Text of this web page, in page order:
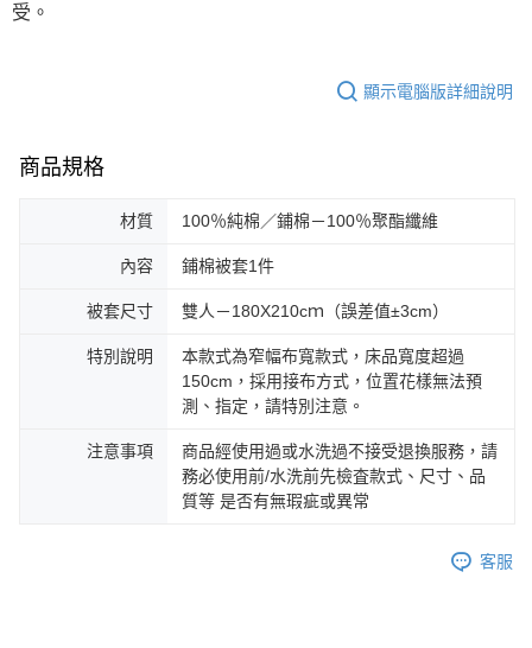
受。
顯示電腦版詳細說明
商品規格
材質 100％純棉／鋪棉－100％聚酯纖維
內容 鋪棉被套1件
被套尺寸 雙人－180X210cｍ（誤差值±3cm）
特別說明
本款式為窄幅布寬款式，床品寬度超過
150cm，採用接布方式，位置花樣無法預
測、指定，請特別注意。
注意事項
商品經使用過或水洗過不接受退換服務，請
務必使用前/水洗前先檢査款式、尺寸、品
質等 是否有無瑕疵或異常
客服